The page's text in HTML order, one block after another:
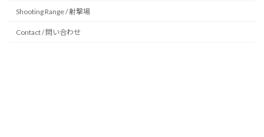
Shooting Range / 射撃場
Contact / 問い合わせ